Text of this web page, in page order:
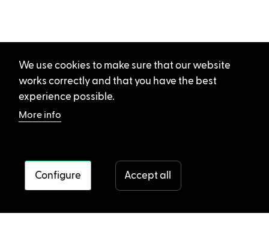
We use cookies to make sure that our website
works correctly and that you have the best
experience possible.
More info
Configure Accept all